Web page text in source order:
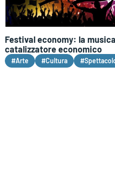
Festival economy: la
catalizzatore economico
#Arte #Cultura